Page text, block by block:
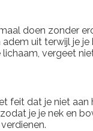
doen zonder
uit terwijl je
vergeet
feit dat je niet
je je nek en